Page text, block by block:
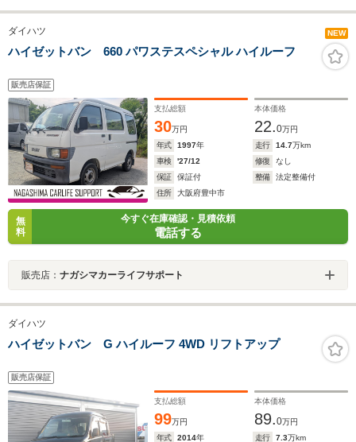
ダイハツ NEW
ハイゼットバン 660 パワステスペシャル ハイルーフ
販売店保証
支払総額
30万円
本体価格
22.0万円
年式
1997年 走行 14.7万km
車検
'27/12 修復
なし
保証
保証付 整備
法定整備付
住所
大阪府豊中市
無
料
今すぐ在庫確認・見積依頼
電話する
販売店： ナガシマカーライフサポート
ダイハツ
ハイゼットバン G ハイルーフ 4WD リフトアップ
販売店保証
支払総額
99万円
本体価格
89.0万円
年式
2014年 走行 7.3万km